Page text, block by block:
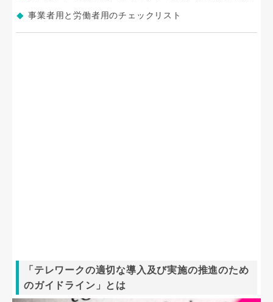
事業者用と労働者用のチェックリスト
「テレワークの適切な導入及び実施の推進のため
のガイドライン」とは